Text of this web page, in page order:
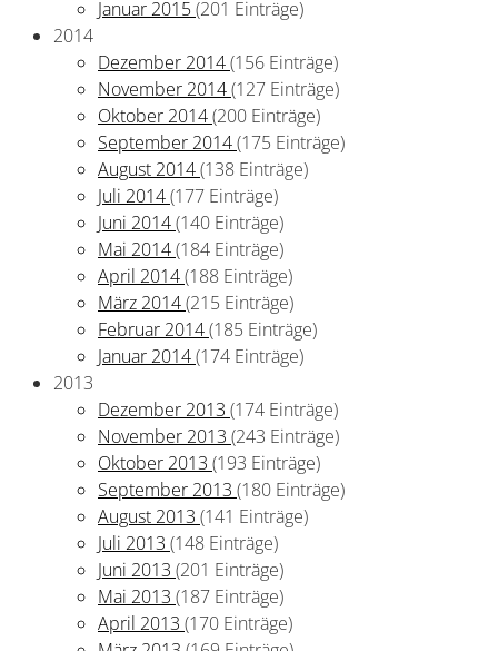
Januar 2015(201 Einträge)
2014
Dezember 2014(156 Einträge)
November 2014(127 Einträge)
Oktober 2014(200 Einträge)
September 2014(175 Einträge)
August 2014(138 Einträge)
Juli 2014(177 Einträge)
Juni 2014(140 Einträge)
Mai 2014(184 Einträge)
April 2014(188 Einträge)
März 2014(215 Einträge)
Februar 2014(185 Einträge)
Januar 2014(174 Einträge)
2013
Dezember 2013 (174 Einträge)
November 2013 (243 Einträge)
Oktober 2013 (193 Einträge)
September 2013 (180 Einträge)
August 2013 (141 Einträge)
Juli 2013 (148 Einträge)
Juni 2013 (201 Einträge)
Mai 2013 (187 Einträge)
April 2013 (170 Einträge)